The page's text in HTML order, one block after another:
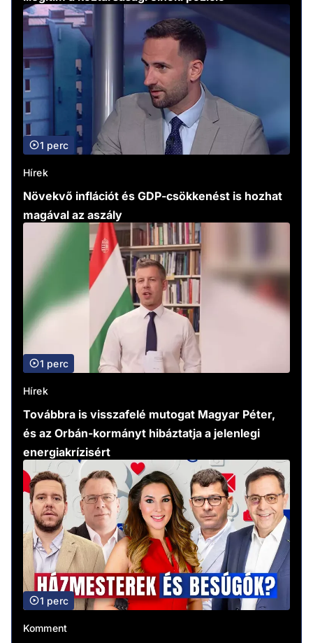
1 perc
Hírek
Növekvő inflációt és GDP-csökkenést is hozhat
magával az aszály
1 perc
Hírek
Továbbra is visszafelé mutogat Magyar Péter,
és az Orbán-kormányt hibáztatja a jelenlegi
energiakrízisért
1 perc
Komment